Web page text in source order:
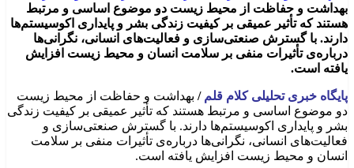
بهداشت و حفاظت از محیط زیست دو موضوع اساسی و مرتبط
هستند که تأثیر عمیقی بر کیفیت زندگی بشر و پایداری اکوسیستم‌ها
دارند. با گسترش صنعتی‌سازی و فعالیت‌های انسانی، نگرانی‌ها
درباره‌ی تأثیرات منفی بر سلامت انسان و محیط زیست افزایش
یافته است.
پایگاه خبری تحلیلی کلام قلم / بهداشت و حفاظت از محیط زیست
دو موضوع اساسی و مرتبط هستند که تأثیر عمیقی بر کیفیت زندگی
بشر و پایداری اکوسیستم‌ها دارند. با گسترش صنعتی‌سازی و
فعالیت‌های انسانی، نگرانی‌ها درباره‌ی تأثیرات منفی بر سلامت
انسان و محیط زیست افزایش یافته است.